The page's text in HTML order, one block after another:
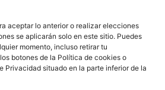
aceptar lo anterior o realizar elecciones
se aplicarán solo en este sitio. Puedes
momento, incluso retirar tu
botones de la Política de cookies o
Privacidad situado en la parte inferior de la
1597
211